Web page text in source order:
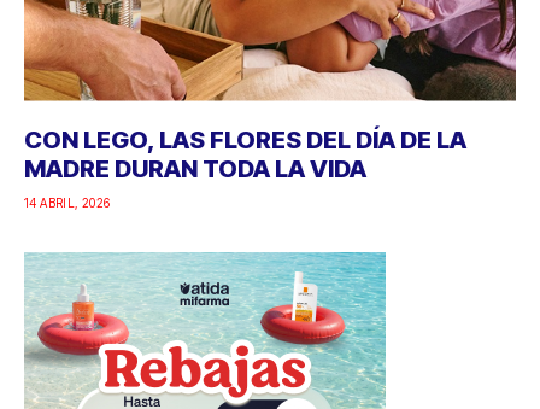
CON LEGO, LAS FLORES DEL DÍA DE LA
MADRE DURAN TODA LA VIDA
14 ABRIL, 2026